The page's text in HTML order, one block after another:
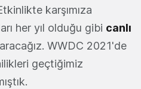
karşımıza
her yıl olduğu gibi canlı
WWDC 2021'de
geçtiğimiz